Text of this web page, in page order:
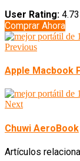
User Rating: 4.73
Comprar Ahora
Previous
Apple Macbook
Next
Chuwi AeroBook
Artículos